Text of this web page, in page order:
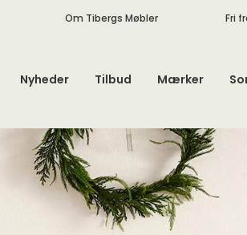
Om Tibergs Møbler Fri
Nyheder Tilbud Mærker